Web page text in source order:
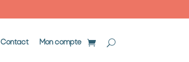
Contact Mon compte